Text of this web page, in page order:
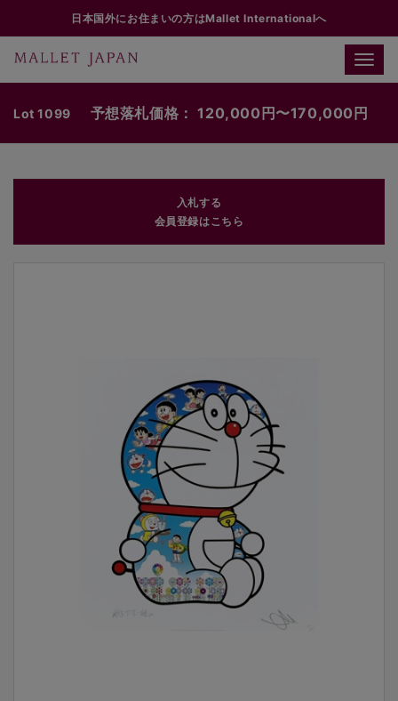
日本国外にお住まいの方はMallet Internationalへ
Toggle
Lot 1099 予想落札価格： 120,000円〜170,000円
入札する
会員登録はこちら